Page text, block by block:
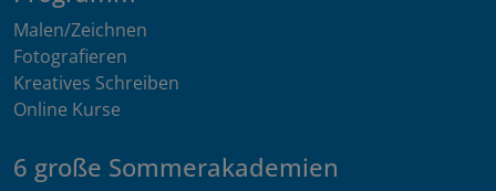
Malen/Zeichnen
Fotografieren
Kreatives Schreiben
Online Kurse
6 große Sommerakademien